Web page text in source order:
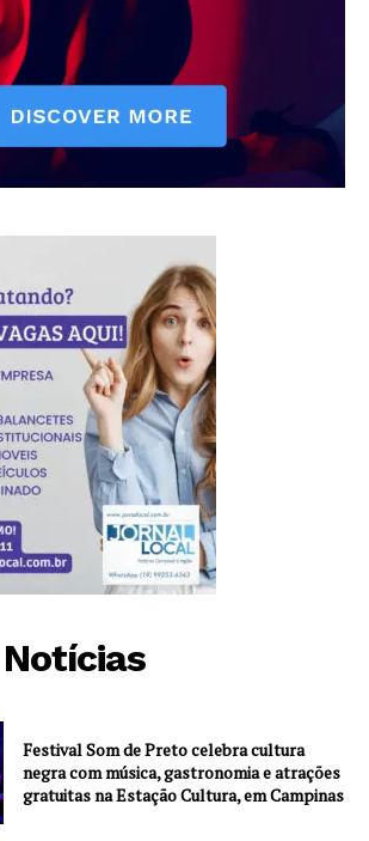
Festival Som de Preto celebra cultura
negra com música, gastronomia e atrações
gratuitas na Estação Cultura, em Campinas